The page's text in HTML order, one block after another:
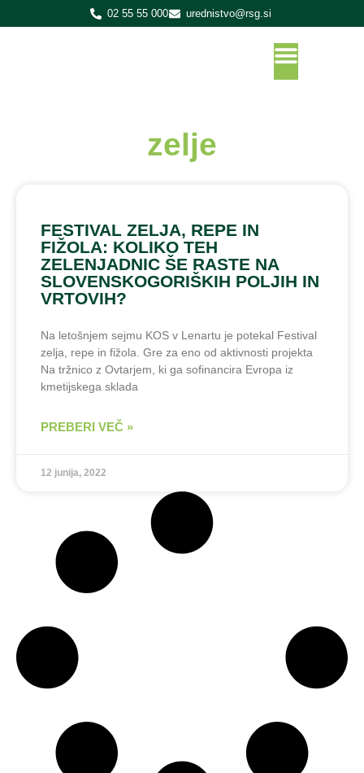
02 55 55 000 urednistvo@rsg.si
zelje
FESTIVAL ZELJA, REPE IN
FIŽOLA: KOLIKO TEH
ZELENJADNIC ŠE RASTE NA
SLOVENSKOGORIŠKIH POLJIH IN
VRTOVIH?
Na letošnjem sejmu KOS v Lenartu je potekal Festival
zelja, repe in fižola. Gre za eno od aktivnosti projekta
Na tržnico z Ovtarjem, ki ga sofinancira Evropa iz
kmetijskega sklada
PREBERI VEČ »
12 junija, 2022